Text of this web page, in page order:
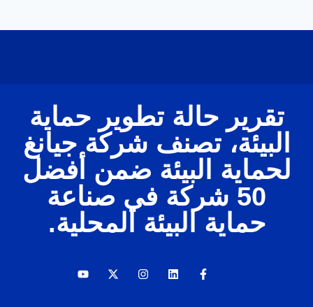
تقرير حالة تطوير حماية
البيئة، تصنف شركة جيانغ
لحماية البيئة ضمن أفضل
50 شركة في صناعة
حماية البيئة المحلية.